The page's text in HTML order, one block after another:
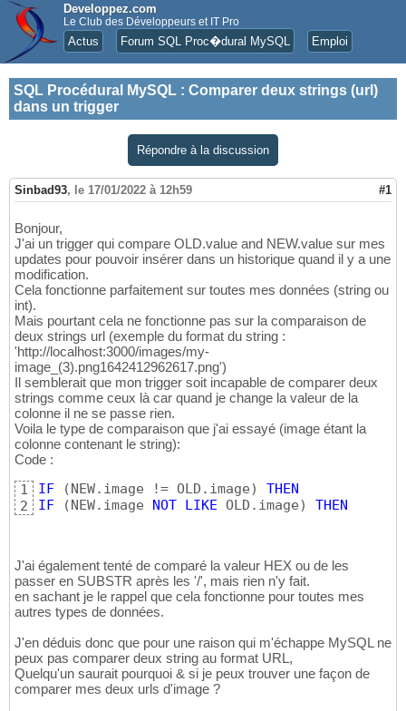
Developpez.com
Le Club des Développeurs et IT Pro
Actus Forum SQL Proc�dural MySQL Emploi
SQL Procédural MySQL : Comparer deux strings (url)
dans un trigger
Répondre à la discussion
Sinbad93, le 17/01/2022 à 12h59 #1
Bonjour,
J'ai un trigger qui compare OLD.value and NEW.value sur mes
updates pour pouvoir insérer dans un historique quand il y a une
modification.
Cela fonctionne parfaitement sur toutes mes données (string ou
int).
Mais pourtant cela ne fonctionne pas sur la comparaison de
deux strings url (exemple du format du string :
'http://localhost:3000/images/my-
image_(3).png1642412962617.png')
Il semblerait que mon trigger soit incapable de comparer deux
strings comme ceux là car quand je change la valeur de la
colonne il ne se passe rien.
Voila le type de comparaison que j'ai essayé (image étant la
colonne contenant le string):
Code :
1
2
IF ( NEW.image != OLD.image)
THEN
IF
( NEW.image NOT LIKE OLD.image) THEN
J'ai également tenté de comparé la valeur HEX ou de les
passer en SUBSTR après les '/', mais rien n'y fait.
en sachant je le rappel que cela fonctionne pour toutes mes
autres types de données.
J'en déduis donc que pour une raison qui m'échappe MySQL ne
peux pas comparer deux string au format URL,
Quelqu'un saurait pourquoi & si je peux trouver une façon de
comparer mes deux urls d'image ?